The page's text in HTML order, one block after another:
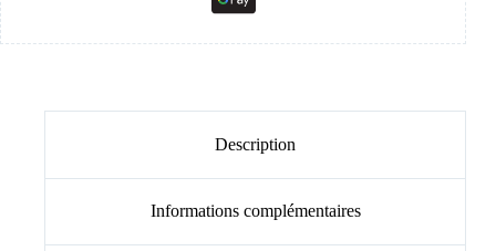
Description
Informations complémentaires